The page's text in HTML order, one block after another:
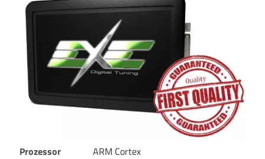
Prozessor
ARM Cortex